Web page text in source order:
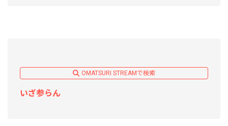
OMATSURI STREAMで検索
いざ参らん